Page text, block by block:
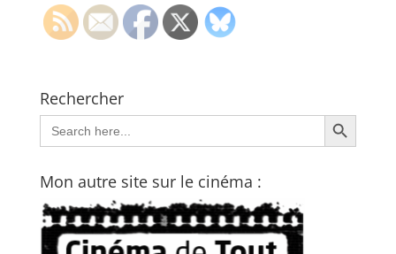
Rechercher
Search
for:
Search Button
Mon autre site sur le cinéma :